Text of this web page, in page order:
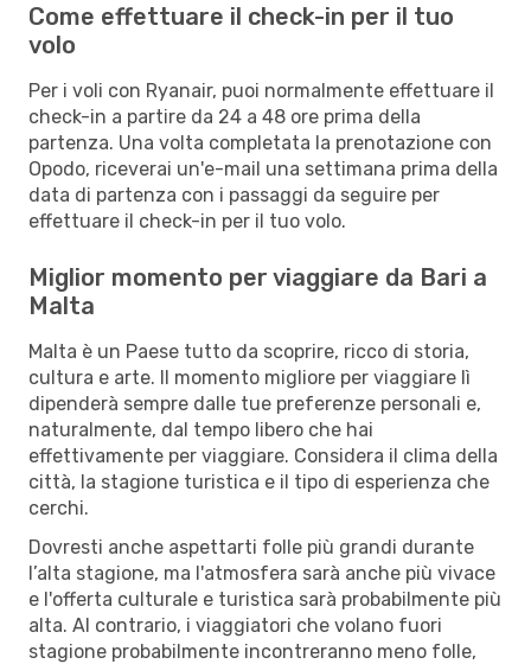
Come effettuare il check-in per il tuo
volo
Per i voli con Ryanair, puoi normalmente effettuare il
check-in a partire da 24 a 48 ore prima della
partenza. Una volta completata la prenotazione con
Opodo, riceverai un'e-mail una settimana prima della
data di partenza con i passaggi da seguire per
effettuare il check-in per il tuo volo.
Miglior momento per viaggiare da Bari a
Malta
Malta è un Paese tutto da scoprire, ricco di storia,
cultura e arte. Il momento migliore per viaggiare lì
dipenderà sempre dalle tue preferenze personali e,
naturalmente, dal tempo libero che hai
effettivamente per viaggiare. Considera il clima della
città, la stagione turistica e il tipo di esperienza che
cerchi.
Dovresti anche aspettarti folle più grandi durante
l’alta stagione, ma l'atmosfera sarà anche più vivace
e l'offerta culturale e turistica sarà probabilmente più
alta. Al contrario, i viaggiatori che volano fuori
stagione probabilmente incontreranno meno folle,